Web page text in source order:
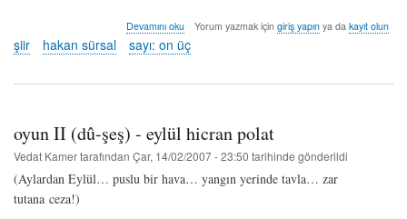
kırık
düş
-
sürsal
Devamını oku Yorum yazmak için giriş yapınya da kayıt olun
şiir hakan sürsal sayı: on üç
oyun II (dû-şeş) - eylül hicran polat
Vedat Kamertarafından Çar, 14/02/2007 - 23:50 tarihinde gönderildi
(Aylardan Eylül… puslu bir hava… yangın yerinde tavla… zar
tutana ceza!)